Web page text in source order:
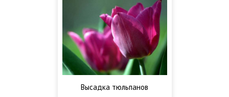
Высадка тюльпанов